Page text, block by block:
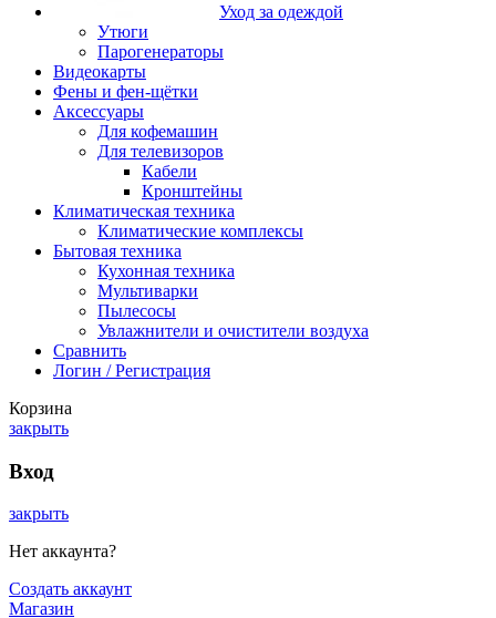
Уход за одеждой
Утюги
Парогенераторы
Видеокарты
Фены и фен-щётки
Аксессуары
Для кофемашин
Для телевизоров
Кабели
Кронштейны
Климатическая техника
Климатические комплексы
Бытовая техника
Кухонная техника
Мультиварки
Пылесосы
Увлажнители и очистители воздуха
Сравнить
Логин / Регистрация
Корзина
закрыть
Вход
закрыть
Нет аккаунта?
Создать аккаунт
Магазин